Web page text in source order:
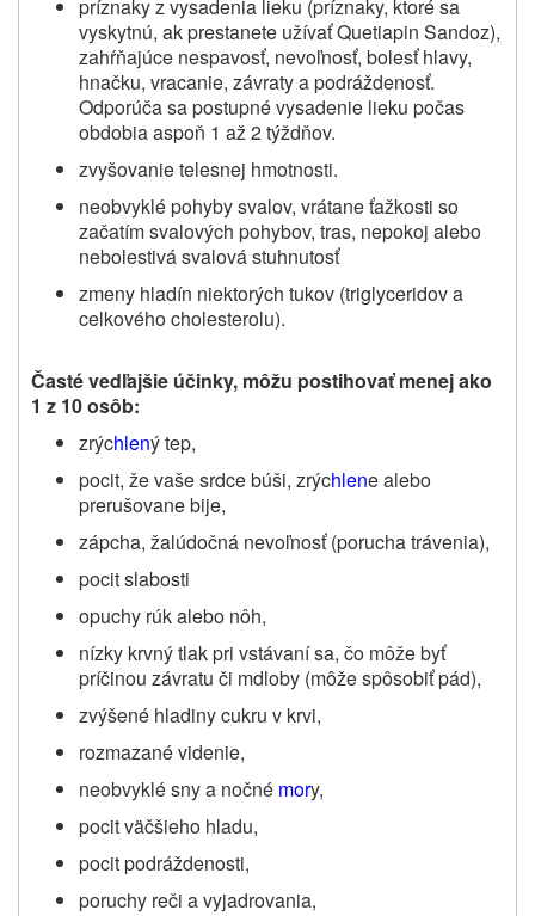
príznaky z vysadenia lieku (príznaky, ktoré sa
vyskytnú, ak prestanete užívaťQuetiapin Sandoz),
zahŕňajúce nespavosť, nevoľnosť, bolesť hlavy,
hnačku, vracanie, závraty a podráždenosť.
Odporúča sa postupné vysadenie lieku počas
obdobia aspoň 1 až 2 týždňov.
zvyšovanie telesnej hmotnosti.
neobvyklé pohyby svalov, vrátane ťažkosti so
začatím svalových pohybov, tras, nepokoj alebo
nebolestivá svalová stuhnutosť
zmeny hladín niektorých tukov (triglyceridov a
celkového cholesterolu).
Časté vedľajšie účinky, môžu postihovať menej ako
1 z 10 osôb:
zrýchlený tep,
pocit, že vaše srdce búši, zrýchlene alebo
prerušovane bije,
zápcha, žalúdočná nevoľnosť (porucha trávenia),
pocit slabosti
opuchy rúk alebo nôh,
nízky krvný tlak pri vstávaní sa, čo môže byť
príčinou závratu či mdloby (môže spôsobiť pád),
zvýšené hladiny cukru v krvi,
rozmazané videnie,
neobvyklé sny a nočné mory,
pocit väčšieho hladu,
pocit podráždenosti,
poruchy reči a vyjadrovania,